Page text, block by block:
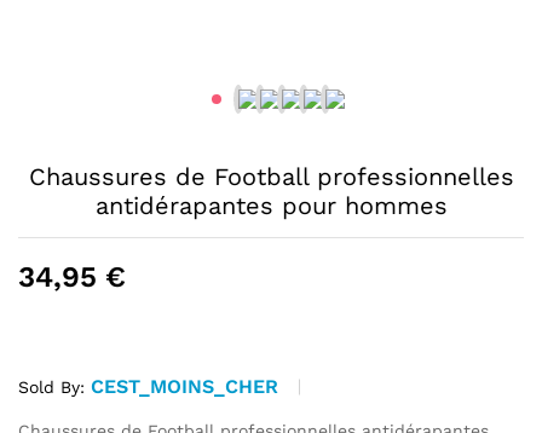
Chaussures de Football professionnelles
antidérapantes pour hommes
34,95 €
Sold By: CEST_MOINS_CHER